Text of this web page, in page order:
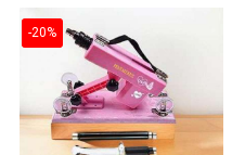
-20%